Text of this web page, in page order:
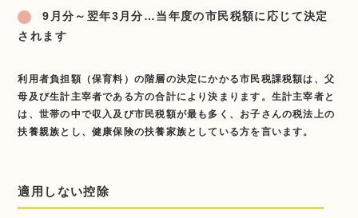
9月分～翌年3月分…当年度の市民税額に応じて決定
されます
利用者負担額（保育料）の階層の決定にかかる市民税課税額は、父
母及び生計主宰者である方の合計により決まります。生計主宰者と
は、世帯の中で収入及び市民税額が最も多く、お子さんの税法上の
扶養親族とし、健康保険の扶養家族としている方を言います。
適用しない控除